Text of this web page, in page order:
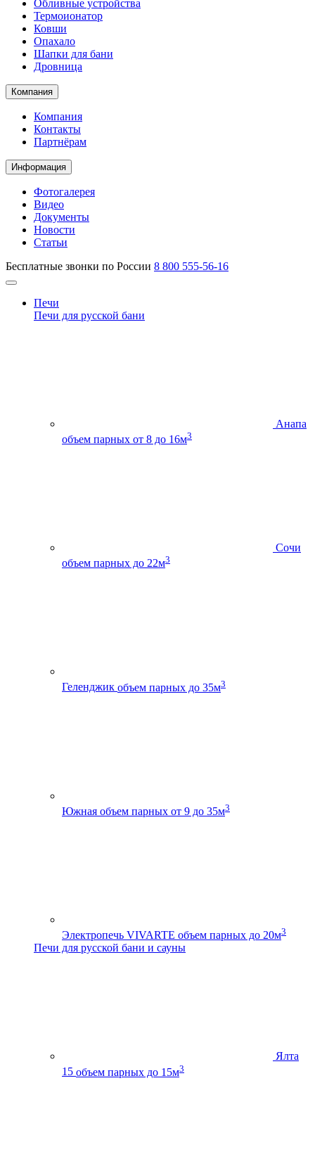
Обливные устройства
Термоионатор
Ковши
Опахало
Шапки для бани
Дровница
Компания
Компания
Контакты
Партнёрам
Информация
Фотогалерея
Видео
Документы
Новости
Статьи
Бесплатные звонки по России 8 800 555-56-16
Печи
Печи для русской бани
Анапа
объем парных от 8 до 16м3
Сочи
объем парных до 22м3
Геленджик объем парных до 35м3
Южная объем парных от 9 до 35м3
Электропечь VIVARTE объем парных до 20м3
Печи для русской бани и сауны
Ялта
15 объем парных до 15м3